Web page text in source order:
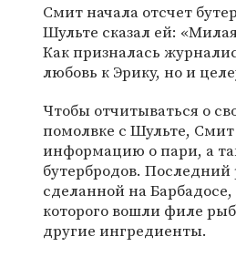
Смит начала отсчет
Шульте сказал ей:
Как призналась
любовь к Эрику, но и
Чтобы отчитываться о
помолвке с Шульте, Смит
информацию о пари, а
бутербродов.
сделанной на
которого вошли филе
другие ингредиенты.